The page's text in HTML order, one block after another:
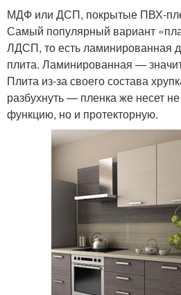
МДФ или ДСП, покрытые ПВХ-
Самый популярный вариант
ЛДСП, то есть ламинированная
плита. Ламинированная —
Плита из-за своего состава
разбухнуть — пленка же несет
функцию, но и протекторную.